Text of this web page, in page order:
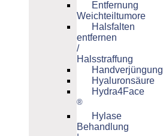
Entfernung
Weichteiltumore
Halsfalten
entfernen
/
Halsstraffung
Handverjüngung
Hyaluronsäure
Hydra4Face
®
Hylase
Behandlung